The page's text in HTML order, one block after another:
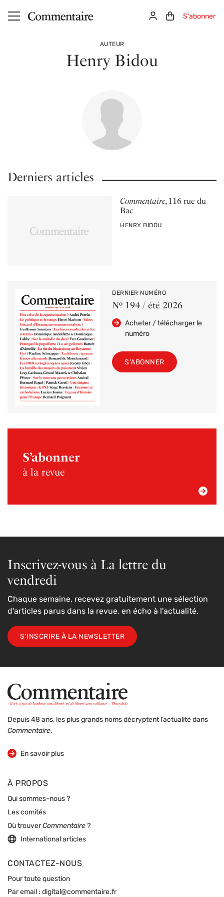
Aller au contenu principal ConnexionPanier (0)
S'abonner
AUTEUR
Henry Bidou
Derniers articles
Commentaire, 116 rue du
Bac
PAR
HENRY BIDOU
DERNIER NUMÉRO
Nº 194 / été 2026
Acheter / télécharger le
numéro
S'ABONNER
S’abonner
à la revue
Inscrivez-vous à La lettre du
vendredi
Chaque semaine, recevez gratuitement une sélection
d'articles parus dans la revue, en écho à l'actualité.
S'INSCRIRE À LA NEWSLETTER
Depuis 48 ans, les plus grands noms décryptent l’actualité dans
Commentaire.
En savoir plus
sur la revue
À PROPOS
Qui sommes-nous ?
Les comités
Où trouverCommentaire ?
International articles
CONTACTEZ-NOUS
Pour toute question
Par email : digital@commentaire.fr